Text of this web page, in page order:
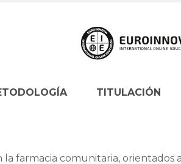
farmacia comunitaria, orientados
TITULACIÓN